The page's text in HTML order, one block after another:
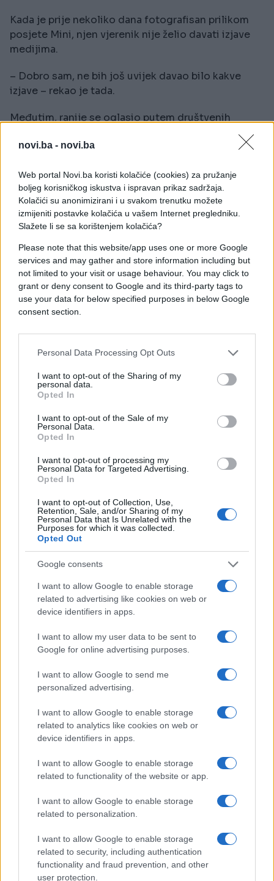
novi.ba - novi.ba
Web portal Novi.ba koristi kolačiće (cookies) za pružanje
boljeg korisničkog iskustva i ispravan prikaz sadržaja.
Kolačići su anonimizirani i u svakom trenutku možete
izmijeniti postavke kolačića u vašem Internet pregledniku.
Slažete li se sa korištenjem kolačića?
Please note that this website/app uses one or more Google
services and may gather and store information including but
not limited to your visit or usage behaviour. You may click to
grant or deny consent to Google and its third-party tags to
use your data for below specified purposes in below Google
consent section.
Personal Data Processing Opt Outs
I want to opt-out of the Sharing of my
personal data.
Opted In
I want to opt-out of the Sale of my
Personal Data.
Opted In
I want to opt-out of processing my
Personal Data for Targeted Advertising.
Opted In
I want to opt-out of Collection, Use,
Retention, Sale, and/or Sharing of my
Personal Data that Is Unrelated with the
Purposes for which it was collected.
Opted Out
Google consents
I want to allow Google to enable storage
related to advertising like cookies on web or
device identifiers in apps.
I want to allow my user data to be sent to
Google for online advertising purposes.
I want to allow Google to send me
personalized advertising.
I want to allow Google to enable storage
related to analytics like cookies on web or
device identifiers in apps.
I want to allow Google to enable storage
related to functionality of the website or app.
I want to allow Google to enable storage
related to personalization.
I want to allow Google to enable storage
related to security, including authentication
functionality and fraud prevention, and other
user protection.
Kada je prije nekoliko dana fotografisan prilikom
posjete Mini, njen vjerenik nije želio davati izjave
medijima.
– Dobro sam, ne bih još uvijek davao bilo kakve
izjave – rekao je tada.
Međutim, ranije se oglasio putem društvenih
mreža, gdje je naveo da je Mina stabilno te da je
njeno trenutno stanje posljedica pritisaka s kojima
je pjevačica u međuvremenu premještena s jednog
na drugo odjeljenje.
Podsjećamo, pjevačica je 31. maja dovedena uz
pratnju policije jer je pokazivala znakove
agresivnog ponašanja, nakon čega je zadržana zbog
anksioznosti. Svakodnevno je obilazi njen vjerenik
Mane Ćuruvija Kasper, koji je zbog cijele situacije
doputovao iz Amerike, a prema navodima medija,
pjevačica bi na liječenju mogla provesti oko 30